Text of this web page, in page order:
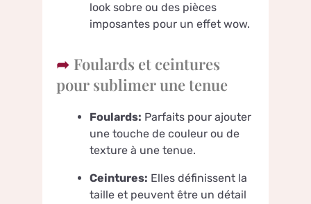
look sobre ou des pièces
imposantes pour un effet wow.
Foulards et ceintures
pour sublimer une tenue
Foulards: Parfaits pour ajouter
une touche de couleur ou de
texture à une tenue.
Ceintures: Elles définissent la
taille et peuvent être un détail